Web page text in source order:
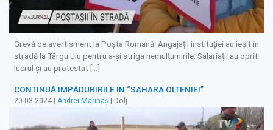
Grevă de avertisment la Poșta Română! Angajații instituției au ieșit în
stradă la Târgu Jiu pentru a-și striga nemulțumirile. Salariații au oprit
lucrul și au protestat […]
CONTINUĂ ÎMPĂDURIRILE ÎN “SAHARA OLTENIEI”
20.03.2024 | Andrei Marinaș | Dolj